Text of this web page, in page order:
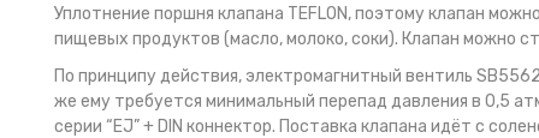
Уплотнение поршня клапана TEFLON, поэтому клапан
пищевых продуктов (масло, молоко, соки). Клапан можно
По принципу действия, электромагнитный вентиль
же ему требуется минимальный перепад давления в 0,5
серии “EJ” + DIN коннектор. Поставка клапана идёт с